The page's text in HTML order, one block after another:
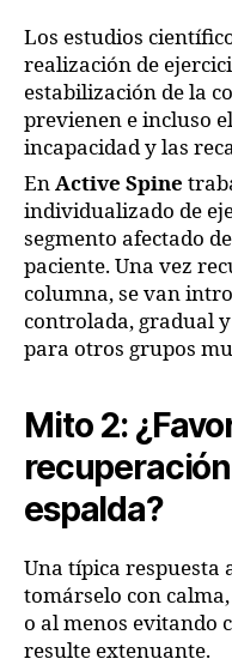
Los estudios
realización de
estabilización de la
previenen e incluso
incapacidad y las
EnActive Spine
individualizado de
segmento afectado
paciente. Una vez
columna, se van
controlada, gradual
para otros grupos
Mito 2:
espalda?
Una típica respuesta
tomárselo con
o al menos evitando
resulte extenuante.